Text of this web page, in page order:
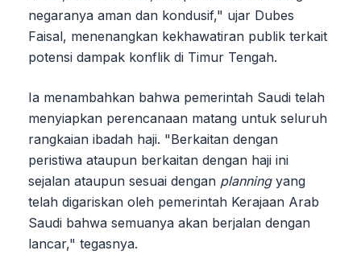
negaranya aman dan kondusif," ujar Dubes
Faisal, menenangkan kekhawatiran publik terkait
potensi dampak konflik di Timur Tengah.
Ia menambahkan bahwa pemerintah Saudi telah
menyiapkan perencanaan matang untuk seluruh
rangkaian ibadah haji. "Berkaitan dengan
peristiwa ataupun berkaitan dengan haji ini
sejalan ataupun sesuai dengan planningyang
telah digariskan oleh pemerintah Kerajaan Arab
Saudi bahwa semuanya akan berjalan dengan
lancar," tegasnya.